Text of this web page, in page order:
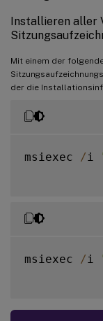
Installieren aller
Mit einem der
der die
msiexec / i
msiexec / i